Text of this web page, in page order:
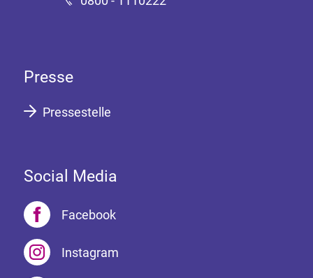
Presse
Pressestelle
Social Media
Facebook
Instagram